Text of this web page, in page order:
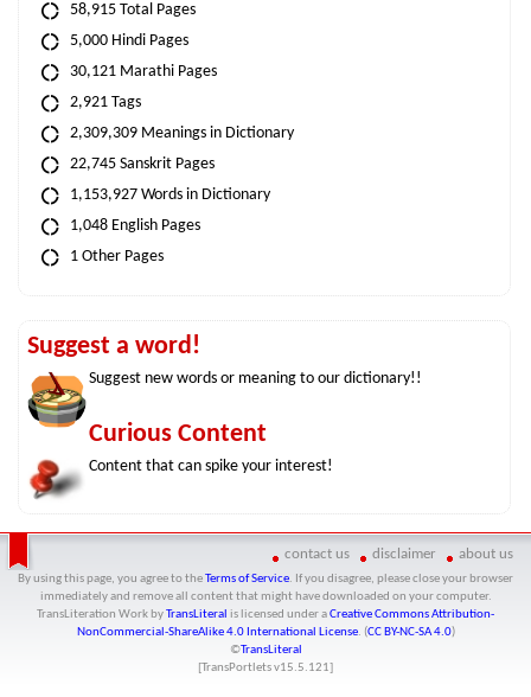
58,915 Total Pages
5,000 Hindi Pages
30,121 Marathi Pages
2,921 Tags
2,309,309 Meanings in Dictionary
22,745 Sanskrit Pages
1,153,927 Words in Dictionary
1,048 English Pages
1 Other Pages
Suggest a word!
Suggest new words or meaning to our dictionary!!
Curious Content
Content that can spike your interest!
contact us disclaimer about us
By using this page, you agree to the Terms of Service. If you disagree, please close your browser
immediately and remove all content that might have downloaded on your computer.
TransLiteration Workby TransLiteral is licensed under aCreative Commons Attribution-
NonCommercial-ShareAlike 4.0 International License. (CC BY-NC-SA 4.0)
©TransLiteral
[TransPortlets v15.5.121